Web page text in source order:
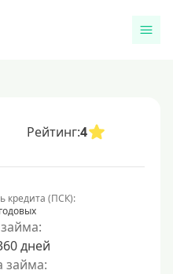
Рейтинг:4
кредита (ПСК):
дней
займа: